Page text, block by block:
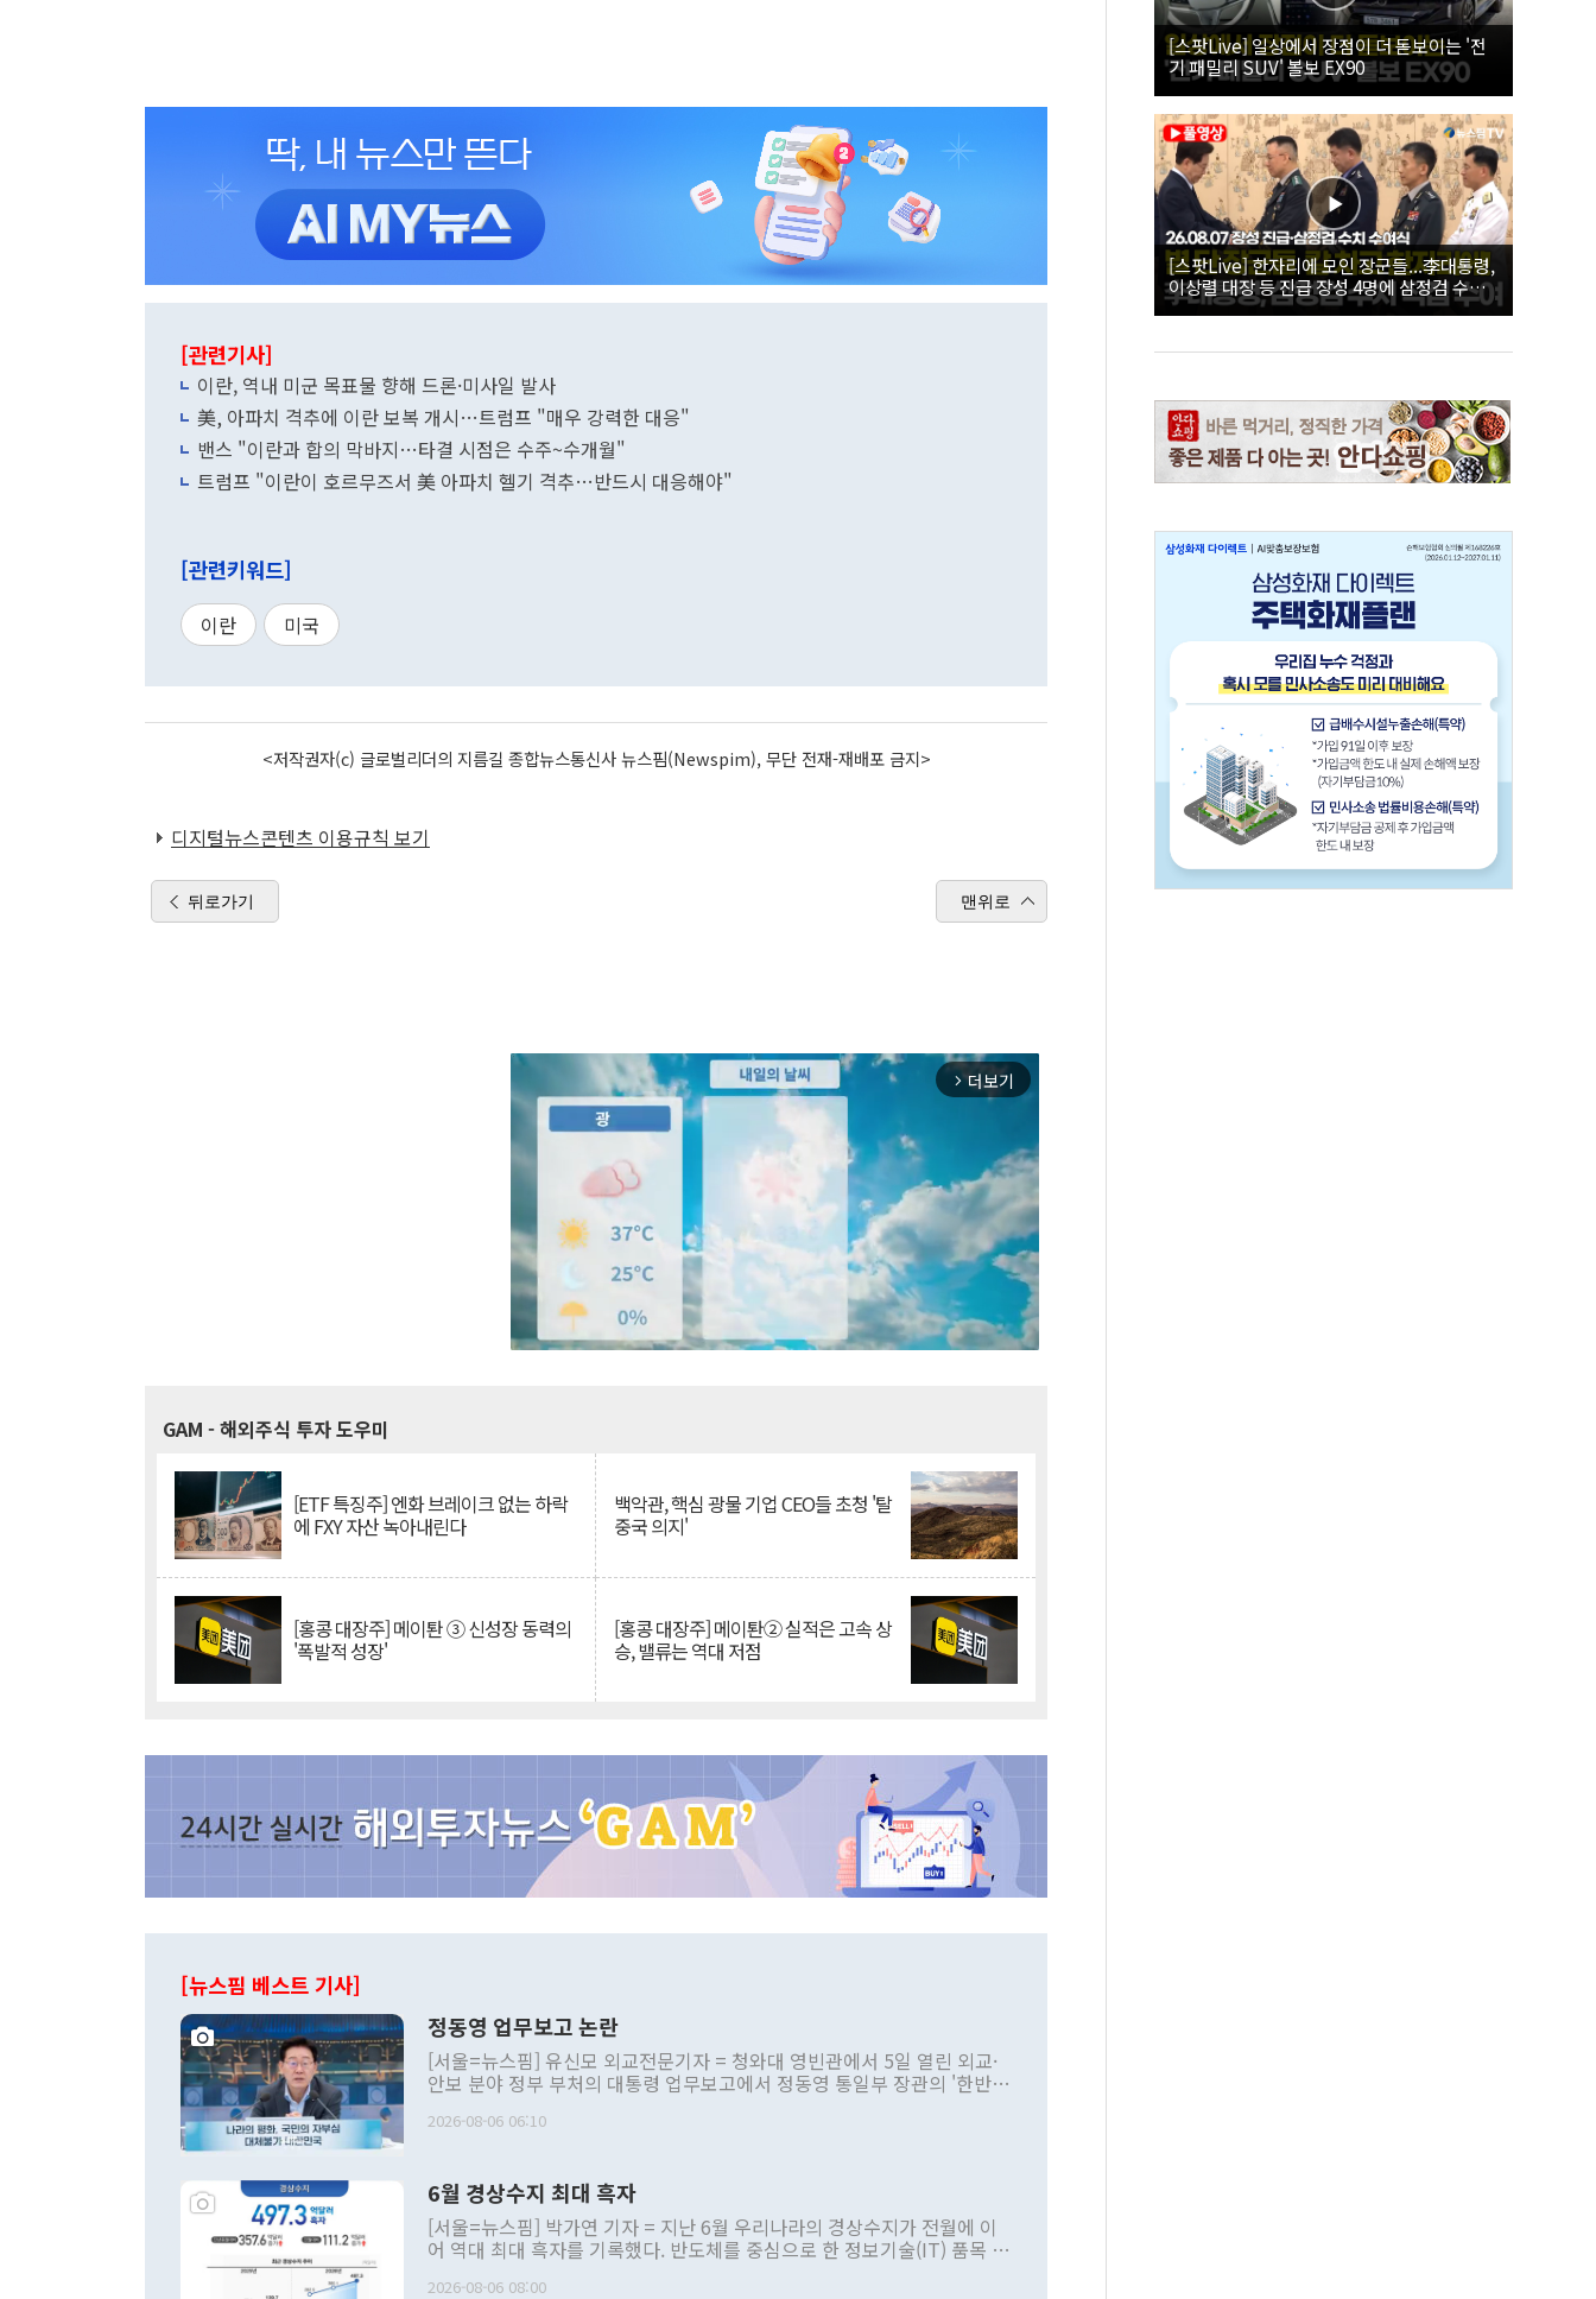
[관련기사]
이란, 역내 미군 목표물 향해 드론·미사일 발사
美, 아파치 격추에 이란 보복 개시…트럼프 "매우 강력한 대응"
밴스 "이란과 합의 막바지…타결 시점은 수주~수개월"
트럼프 "이란이 호르무즈서 美 아파치 헬기 격추…반드시 대응해야"
[관련키워드]
이란 미국
<저작권자(c) 글로벌리더의 지름길 종합뉴스통신사 뉴스핌(Newspim), 무단 전재-재배포 금지>
디지털뉴스콘텐츠 이용규칙 보기
뒤로가기 맨위로
arrow_forward_ios 더보기
GAM - 해외주식 투자 도우미
[ETF 특징주] 엔화 브레이크 없는 하락
에 FXY 자산 녹아내린다
백악관, 핵심 광물 기업 CEO들 초청 '탈
중국 의지'
[홍콩 대장주] 메이퇀 ③ 신성장 동력의
'폭발적 성장'
[홍콩 대장주] 메이퇀② 실적은 고속 상
승, 밸류는 역대 저점
[뉴스핌 베스트 기사]
정동영 업무보고 논란
[서울=뉴스핌] 유신모 외교전문기자 = 청와대 영빈관에서 5일 열린 외교·
안보 분야 정부 부처의 대통령 업무보고에서 정동영 통일부 장관의 '한반도
발언 중에는 정부 내 조율을 거치지 않은 사안을 정책으로 추진하겠다고 공
주의적 희망에 근거한 비현실적 구상'이라는 비판을 내놨다. 그동안 정 장
관의 대북 정책 관련 발언이 물의를 빚은 적은 여러 번 있지만 대통령과 유
관 부처 장관이 공개적으로 부정적 입장을 표명한 것은 이례적이다. 정 장
관의 무리한 대북 접근법과 월권을 제어해야 한다는 목소리도 높아지고 있
다. [정동영 통일부 장관이 지난달 23일 오후 서울 종로구 정부서울청사에
2026-08-06 06:10
6월 경상수지 최대 흑자
[서울=뉴스핌] 박가연 기자 = 지난 6월 우리나라의 경상수지가 전월에 이
어 역대 최대 흑자를 기록했다. 반도체를 중심으로 한 정보기술(IT) 품목 수
2026-08-06 08:00
[스팟Live] 일상에서 장점이 더 돋보이는 '전
기 패밀리 SUV' 볼보 EX90
[스팟Live] 한자리에 모인 장군들...李대통령,
이상렬 대장 등 진급 장성 4명에 삼정검 수치
직접 수여｜26.08.07 장성 진급·삼정검 수치